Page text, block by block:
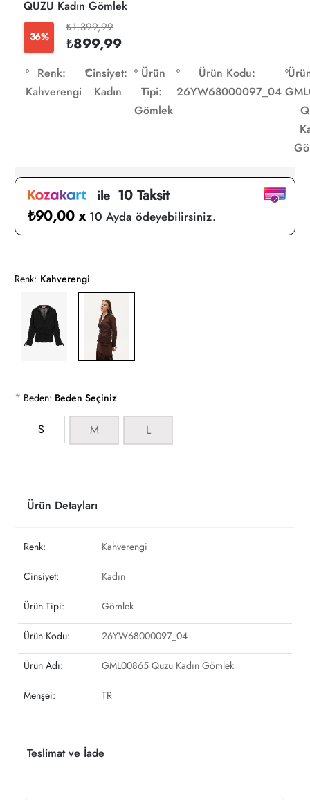
QUZU Kadın Gömlek
36%
₺1.399,99
₺899,99
Renk:
Kahverengi
Cinsiyet:
Kadın
Ürün
Tipi:
Gömlek
Ürün Kodu:
26YW68000097_04
ile10 Taksit
₺90,00 x 10 Ayda ödeyebilirsiniz.
Renk: Kahverengi
* Beden: Beden Seçiniz
S M L
Ürün Detayları
Renk: Kahverengi
Cinsiyet: Kadın
Ürün Tipi: Gömlek
Ürün Kodu: 26YW68000097_04
Ürün Adı: GML00865 Quzu Kadın Gömlek
Menşei: TR
Teslimat ve İade